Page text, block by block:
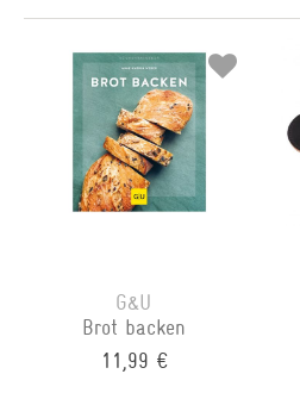
G&U
Brot backen
11,99 €